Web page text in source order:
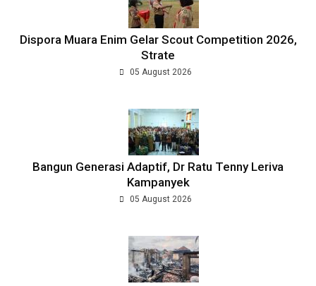
Dispora Muara Enim Gelar Scout Competition 2026,
Strate
05 August 2026
Bangun Generasi Adaptif, Dr Ratu Tenny Leriva
Kampanyek
05 August 2026